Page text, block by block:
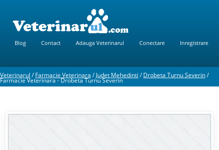
Blog Contact Adauga Veterinarul Conectare Inregistrare
Veterinarul /Farmacie Veterinara /Judet Mehedinti /Drobeta Turnu Severin/
Farmacie Veterinara - Drobeta Turnu Severin